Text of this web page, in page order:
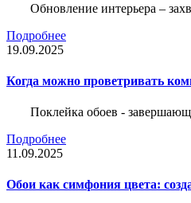
Обновление интерьера –
Подробнее
19.09.2025
Когда можно проветривать
Поклейка обоев -
Подробнее
11.09.2025
Обои как симфония цвета: